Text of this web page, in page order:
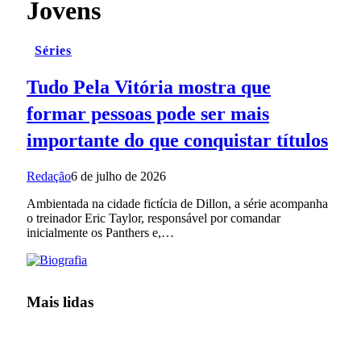
Jovens
Séries
Tudo Pela Vitória mostra que
formar pessoas pode ser mais
importante do que conquistar títulos
Redação6 de julho de 2026
Ambientada na cidade fictícia de Dillon, a série acompanha
o treinador Eric Taylor, responsável por comandar
inicialmente os Panthers e,…
Mais lidas